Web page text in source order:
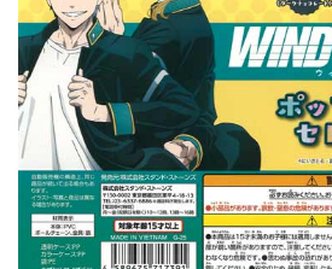
レンタル
景品・玩具・文具
販促用カプセルトイ